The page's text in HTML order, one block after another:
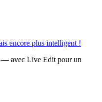
encore plus intelligent !
— avec Live Edit pour un